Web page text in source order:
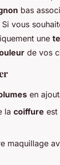
bas
vous
une
de vos
en
la coiffure est
maquillage